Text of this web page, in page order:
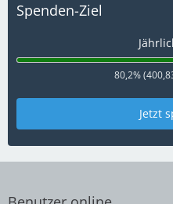
Spenden-Ziel
80,2%
Jetzt